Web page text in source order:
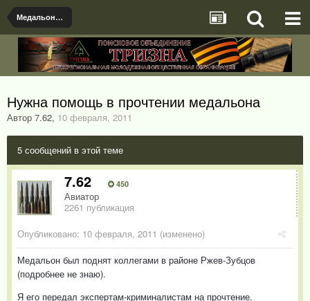
Медальоны, документы и именные предметы найденые поисковыми отрядами
Нужна помощь в прочтении медальона
Автор 7.62, 10 февраля, 2011
5 сообщений в этой теме
7.62 450
Авиатор
2261 публикация
Опубликовано: 10 февраля, 2011 (изменено)
Медальон был поднят коллегами в районе Ржев-Зубцов
(подробнее не знаю).
Я его передал экспертам-криминалистам на прочтение.